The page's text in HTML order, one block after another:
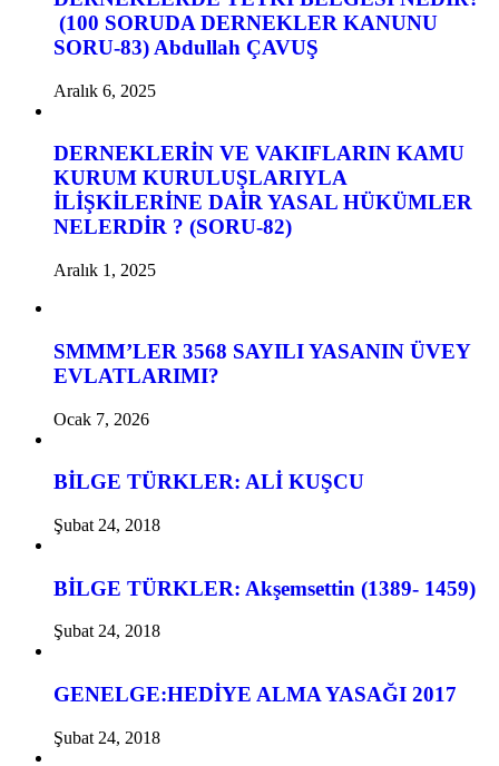
(100 SORUDA DERNEKLER KANUNU
SORU-83) Abdullah ÇAVUŞ
Aralık 6, 2025
DERNEKLERİN VE VAKIFLARIN KAMU
KURUM KURULUŞLARIYLA
İLİŞKİLERİNE DAİR YASAL HÜKÜMLER
NELERDİR ? (SORU-82)
Aralık 1, 2025
SMMM’LER 3568 SAYILI YASANIN ÜVEY
EVLATLARIMI?
Ocak 7, 2026
BİLGE TÜRKLER: ALİ KUŞCU
Şubat 24, 2018
BİLGE TÜRKLER: Akşemsettin (1389- 1459)
Şubat 24, 2018
GENELGE:HEDİYE ALMA YASAĞI 2017
Şubat 24, 2018